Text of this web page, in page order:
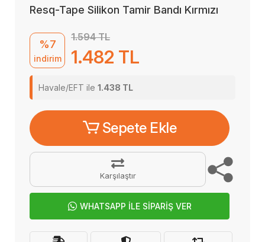
Resq-Tape Silikon Tamir Bandı Kırmızı
%7
indirim
1.594 TL
1.482 TL
Havale/EFT ile 1.438 TL
Sepete Ekle
Karşılaştır
WHATSAPP İLE SİPARİŞ VER